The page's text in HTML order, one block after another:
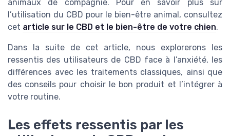
animaux de compagnie. Pour en savoir plus sur
l’utilisation du CBD pour le bien-être animal, consultez
cet article sur le CBD et le bien-être de votre chien.
Dans la suite de cet article, nous explorerons les
ressentis des utilisateurs de CBD face à l’anxiété, les
différences avec les traitements classiques, ainsi que
des conseils pour choisir le bon produit et l’intégrer à
votre routine.
Les effets ressentis par les